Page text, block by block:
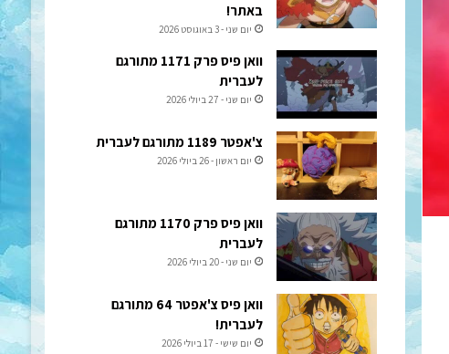
באתר!
יום שני - 3 באוגוסט 2026
וואן פיס פרק 1171 מתורגם
לעברית
יום שני - 27 ביולי 2026
צ'אפטר 1189 מתורגם לעברית
יום ראשון - 26 ביולי 2026
וואן פיס פרק 1170 מתורגם
לעברית
יום שני - 20 ביולי 2026
וואן פיס צ'אפטר 64 מתורגם
לעברית!
יום שישי - 17 ביולי 2026